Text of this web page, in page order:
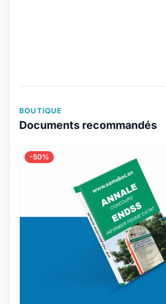
BOUTIQUE
Documents recommandés
-50%